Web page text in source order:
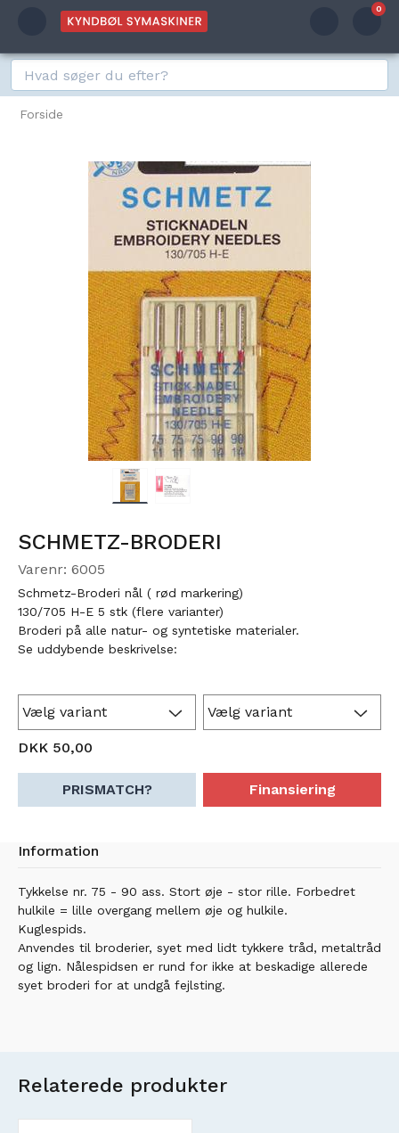
0
Forside
SCHMETZ-BRODERI
Varenr: 6005
Schmetz-Broderi nål ( rød markering)
130/705 H-E 5 stk (flere varianter)
Broderi på alle natur- og syntetiske materialer.
Se uddybende beskrivelse:
DKK 50,00
PRISMATCH? Finansiering
Information
Tykkelse nr. 75 - 90 ass. Stort øje - stor rille. Forbedret
hulkile = lille overgang mellem øje og hulkile.
Kuglespids.
Anvendes til broderier, syet med lidt tykkere tråd, metaltråd
og lign. Nålespidsen er rund for ikke at beskadige allerede
syet broderi for at undgå fejlsting.
Relaterede produkter